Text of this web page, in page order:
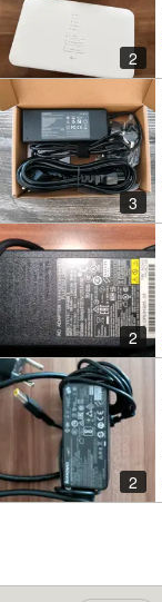
2
3
2
2